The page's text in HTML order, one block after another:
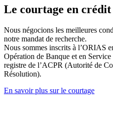
Le courtage en
Nous négocions les meilleures
notre mandat de recherche.
Nous sommes inscrits à l’ORIAS
Opération de Banque et en
registre de l’ACPR (Autorité de
Résolution).
En savoir plus sur le courtage